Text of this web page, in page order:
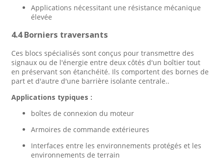
Applications nécessitant une résistance mécanique
élevée
4.4 Borniers traversants
Ces blocs spécialisés sont conçus pour transmettre des
signaux ou de l'énergie entre deux côtés d'un boîtier tout
en préservant son étanchéité. Ils comportent des bornes de
part et d'autre d'une barrière isolante centrale..
Applications typiques :
boîtes de connexion du moteur
Armoires de commande extérieures
Interfaces entre les environnements protégés et les
environnements de terrain